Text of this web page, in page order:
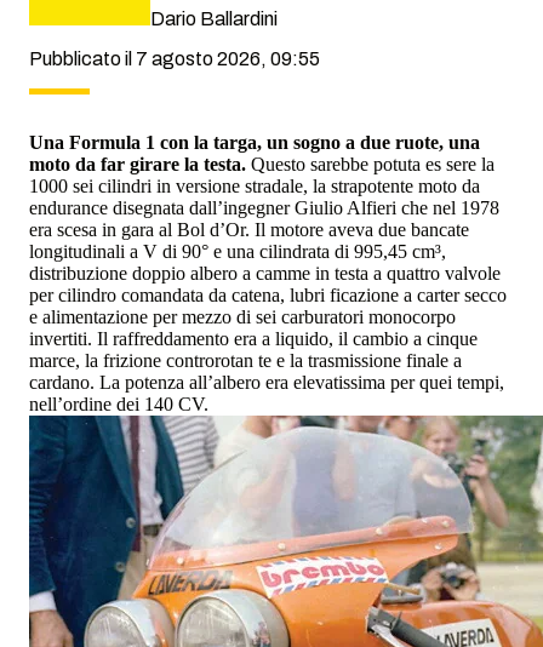
Dario Ballardini
Pubblicato il 7 agosto 2026, 09:55
Una Formula 1 con la targa, un sogno a due ruote, una
moto da far girare la testa. Questo sarebbe potuta es sere la
1000 sei cilindri in versione stradale, la strapotente moto da
endurance disegnata dall’ingegner Giulio Alfieri che nel 1978
era scesa in gara al Bol d’Or. Il motore aveva due bancate
longitudinali a V di 90° e una cilindrata di 995,45 cm³,
distribuzione doppio albero a camme in testa a quattro valvole
per cilindro comandata da catena, lubri ficazione a carter secco
e alimentazione per mezzo di sei carburatori monocorpo
invertiti. Il raffreddamento era a liquido, il cambio a cinque
marce, la frizione controrotan te e la trasmissione finale a
cardano. La potenza all’albero era elevatissima per quei tempi,
nell’ordine dei 140 CV.